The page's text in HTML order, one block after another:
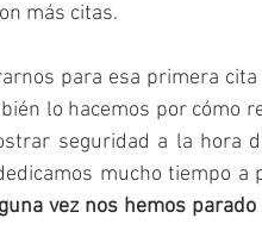
más citas.
para esa primera
lo hacemos por cómo
seguridad a la hora
mucho tiempo a
vez nos hemos